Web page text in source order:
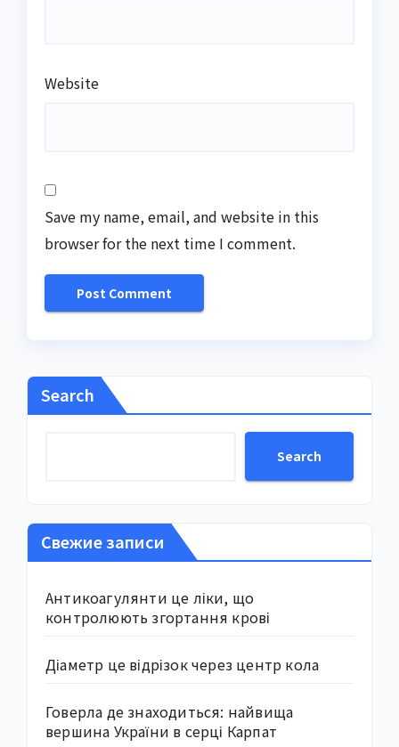
Website
Save my name, email, and website in this
browser for the next time I comment.
Search
Search
Свежие записи
Антикоагулянти це ліки, що
контролюють згортання крові
Діаметр це відрізок через центр кола
Говерла де знаходиться: найвища
вершина України в серці Карпат